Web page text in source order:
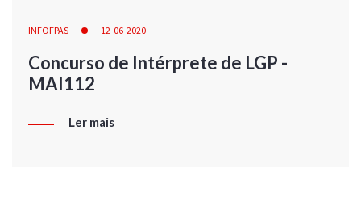
INFOFPAS 12-06-2020
Concurso de Intérprete de LGP -
MAI112
Ler mais